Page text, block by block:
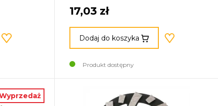
17,03 zł
Dodaj do koszyka
Produkt dostępny